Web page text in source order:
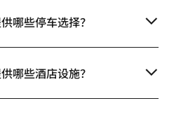
哪些停车选择？
哪些酒店设施？